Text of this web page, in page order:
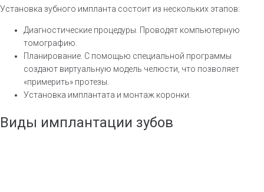
Установка зубного импланта состоит из нескольких этапов:
Диагностические процедуры. Проводят компьютерную
томографию.
Планирование. С помощью специальной программы
создают виртуальную модель челюсти, что позволяет
«примерить» протезы.
Установка имплантата и монтаж коронки.
Виды имплантации зубов